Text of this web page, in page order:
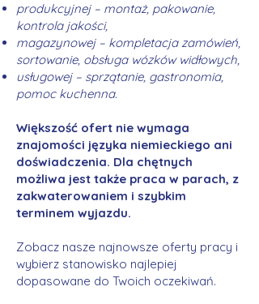
produkcyjnej – montaż, pakowanie,
kontrola jakości,
magazynowej – kompletacja zamówień,
sortowanie, obsługa wózków widłowych,
usługowej – sprzątanie, gastronomia,
pomoc kuchenna.
Większość ofert nie wymaga
znajomości języka niemieckiego ani
doświadczenia. Dla chętnych
możliwa jest także praca w parach, z
zakwaterowaniem i szybkim
terminem wyjazdu.
Zobacz nasze najnowsze oferty pracy i
wybierz stanowisko najlepiej
dopasowane do Twoich oczekiwań.